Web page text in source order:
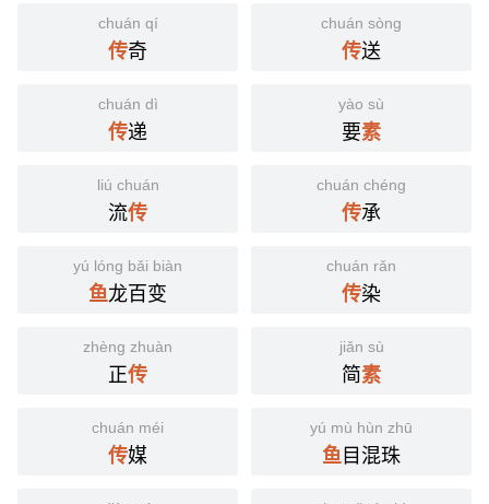
chuán qí
传奇
chuán sòng
传送
chuán dì
传递
yào sù
要素
liú chuán
流传
chuán chéng
传承
yú lóng bǎi biàn
鱼龙百变
chuán rǎn
传染
zhèng zhuàn
正传
jiǎn sù
简素
chuán méi
传媒
yú mù hùn zhū
鱼目混珠